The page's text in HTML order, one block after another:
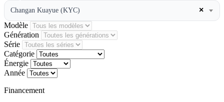
×
Changan Kuayue (KYC)
Modèle
Génération
Série
Catégorie
Énergie
Année
Financement